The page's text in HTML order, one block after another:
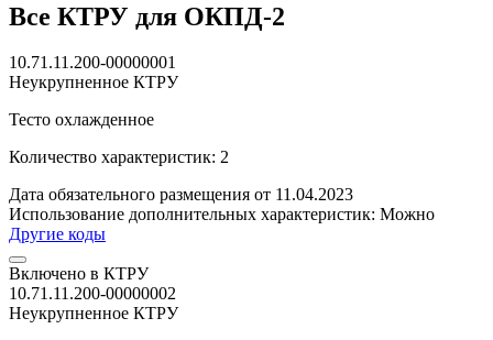
Все КТРУ для ОКПД-2
10.71.11.200-00000001
Неукрупненное КТРУ
Тесто охлажденное
Количество характеристик: 2
Дата обязательного размещения от 11.04.2023
Использование дополнительных характеристик: Можно
Другие коды
Включено в КТРУ
10.71.11.200-00000002
Неукрупненное КТРУ